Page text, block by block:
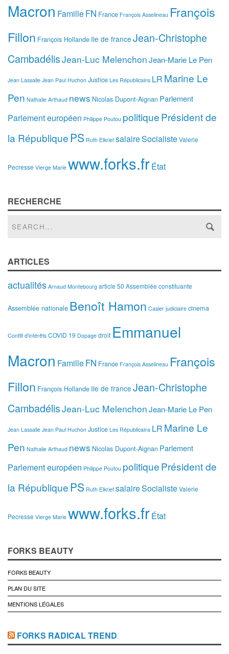
Macron FamilleFN France François Asselineau François
Fillon François Hollande Ile de france Jean-Christophe
CambadélisJean-Luc MelenchonJean-Marie Le Pen
Jean Lassalle Jean Paul Huchon Justice Les Républicains LR Marine Le
Pen Nathalie Arthaud news Nicolas Dupont-Aignan Parlement
Parlement européen Philippe Poutou politiquePrésident de
la République PS Ruth Elkrief salaireSocialisteValerie
Pecresse Vierge Marie www.forks.frÉtat
RECHERCHE
ARTICLES
actualités Arnaud Montebourg article 50 Assemblée constituante
Assemblée nationale Benoît Hamon Casier judiciaire cinema
Conflit d'intérêts COVID 19 Dopage droit Emmanuel
Macron FamilleFN France François Asselineau François
Fillon François Hollande Ile de france Jean-Christophe
CambadélisJean-Luc MelenchonJean-Marie Le Pen
Jean Lassalle Jean Paul Huchon Justice Les Républicains LR Marine Le
Pen Nathalie Arthaud news Nicolas Dupont-Aignan Parlement
Parlement européen Philippe Poutou politiquePrésident de
la République PS Ruth Elkrief salaireSocialisteValerie
Pecresse Vierge Marie www.forks.frÉtat
FORKS BEAUTY
FORKS BEAUTY
PLAN DU SITE
MENTIONS LÉGALES
FORKS RADICAL TREND